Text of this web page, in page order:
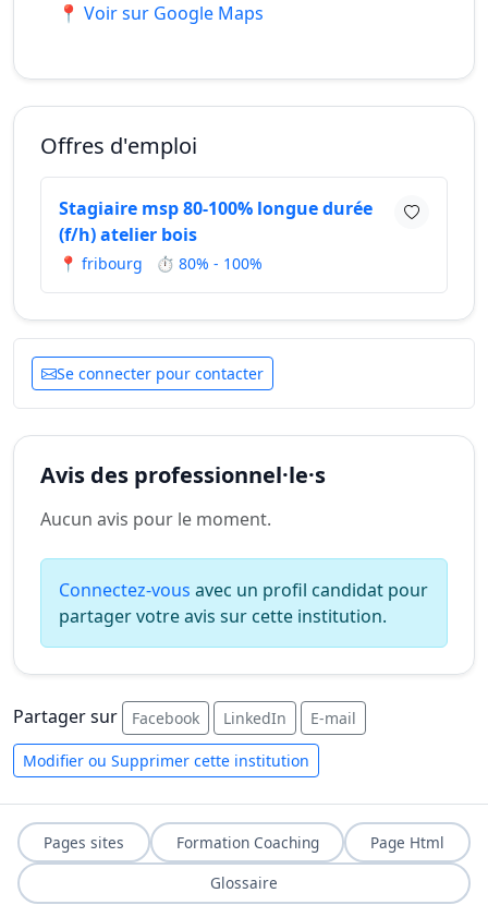
📍 Voir sur Google Maps
Offres d'emploi
Stagiaire msp 80-100% longue durée
(f/h) atelier bois
📍 fribourg ⏱ 80% - 100%
Se connecter pour contacter
Avis des professionnel·le·s
Aucun avis pour le moment.
Connectez-vous avec un profil candidat pour
partager votre avis sur cette institution.
Partager sur Facebook LinkedIn E-mail
Modifier ou Supprimer cette institution
Pages sites Formation Coaching
Page Html
Glossaire